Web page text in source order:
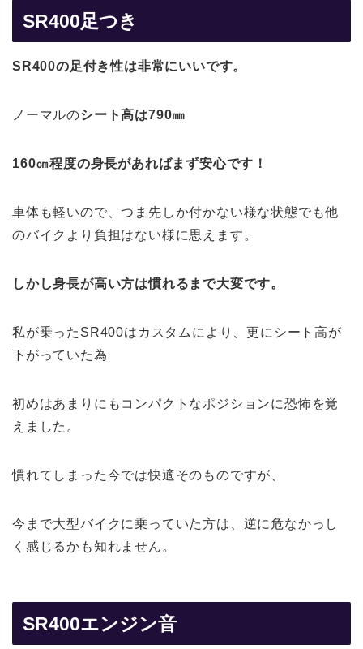
SR400足つき
SR400の足付き性は非常にいいです。
ノーマルのシート高は790㎜
160㎝程度の身長があればまず安心です！
車体も軽いので、つま先しか付かない様な状態でも他
のバイクより負担はない様に思えます。
しかし身長が高い方は慣れるまで大変です。
私が乗ったSR400はカスタムにより、更にシート高が
下がっていた為
初めはあまりにもコンパクトなポジションに恐怖を覚
えました。
慣れてしまった今では快適そのものですが、
今まで大型バイクに乗っていた方は、逆に危なかっし
く感じるかも知れません。
SR400エンジン音